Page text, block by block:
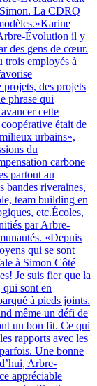
La CDRQ
Évolution il y
des gens de cœur.
trois employés à
des projets
phrase qui
cette
était de
urbains»,
du
carbone
partout au
bandes riveraines,
team building en
etc.Écoles,
par Arbre-
«Depuis
qui se sont
à Simon Côté
Je suis fier que la
qui sont en
à pieds joints.
même un défi de
un bon fit. Ce qui
rapports avec les
Une bonne
Arbre-
appréciable